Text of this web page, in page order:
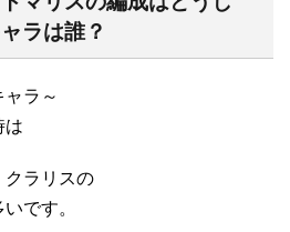
ラは誰？
ラ～
は
クラリスの
です。